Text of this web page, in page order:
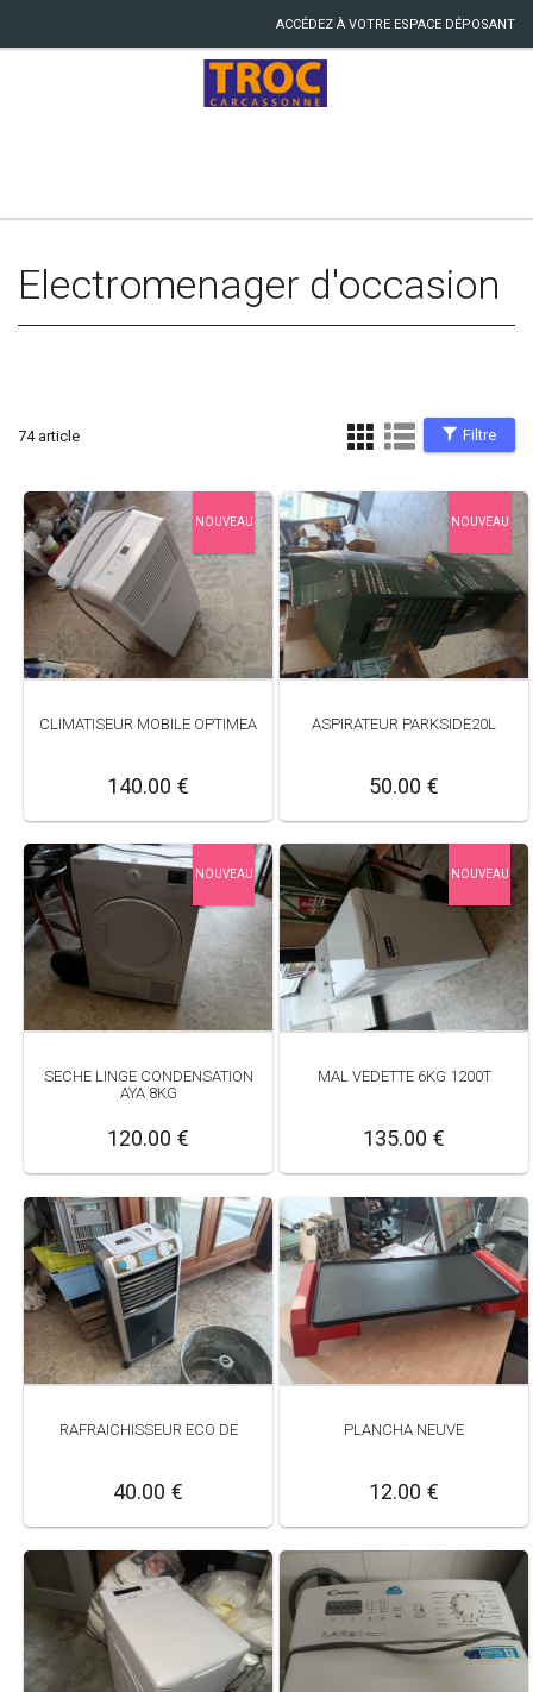
ACCÉDEZ À VOTRE ESPACE DÉPOSANT
Electromenager d'occasion
Filtre
74 article
NOUVEAU
CLIMATISEUR MOBILE OPTIMEA
140.00 €
NOUVEAU
ASPIRATEUR PARKSIDE20L
50.00 €
NOUVEAU
SECHE LINGE CONDENSATION
AYA 8KG
120.00 €
NOUVEAU
MAL VEDETTE 6KG 1200T
135.00 €
RAFRAICHISSEUR ECO DE
40.00 €
PLANCHA NEUVE
12.00 €